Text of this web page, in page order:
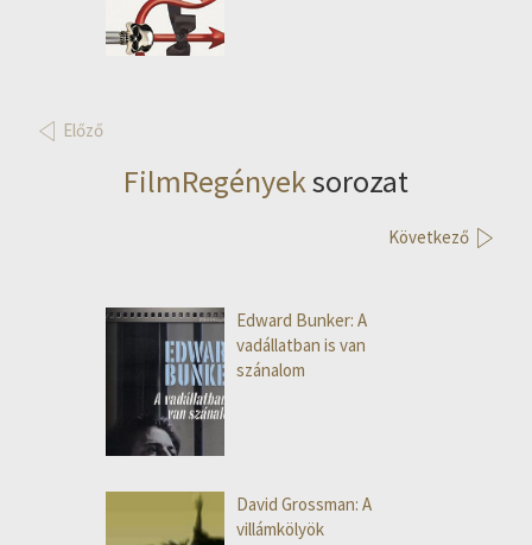
Előző
FilmRegényeksorozat
Következő
Edward Bunker: A
vadállatban is van
szánalom
David Grossman: A
villámkölyök